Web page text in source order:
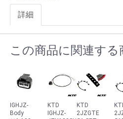
詳細
この商品に関連する
IGHJZ-
Body
KTD
IGHJZ-
KTD
2JZGTE